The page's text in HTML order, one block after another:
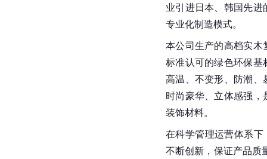
业引进日本、韩国先
专业化制造模式。
本公司生产的高档实木
标准认可的绿色环保基
高温、不变形、防潮、
时尚豪华、立体感强
装饰材料。
在科学管理运营体系下
不断创新，保证产品质